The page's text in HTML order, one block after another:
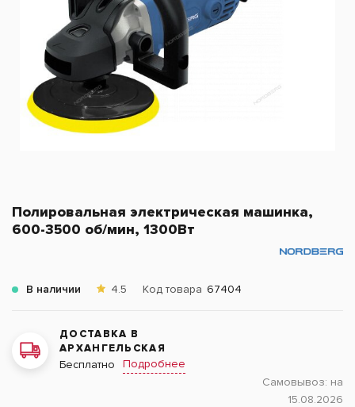
Полировальная электрическая машинка,
600-3500 об/мин, 1300Вт
В наличии 4.5 Код товара 67404
ДОСТАВКА В
АРХАНГЕЛЬСКАЯ
Бесплатно
Подробнее
Самовывоз: на
15.08.2026